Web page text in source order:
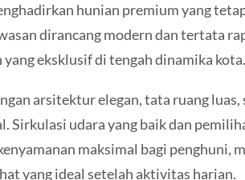
hunian premium yang
dirancang modern dan tertata
eksklusif di tengah dinamika kota.
arsitektur elegan, tata ruang luas,
Sirkulasi udara yang baik dan
maksimal bagi penghuni,
yang ideal setelah aktivitas harian.